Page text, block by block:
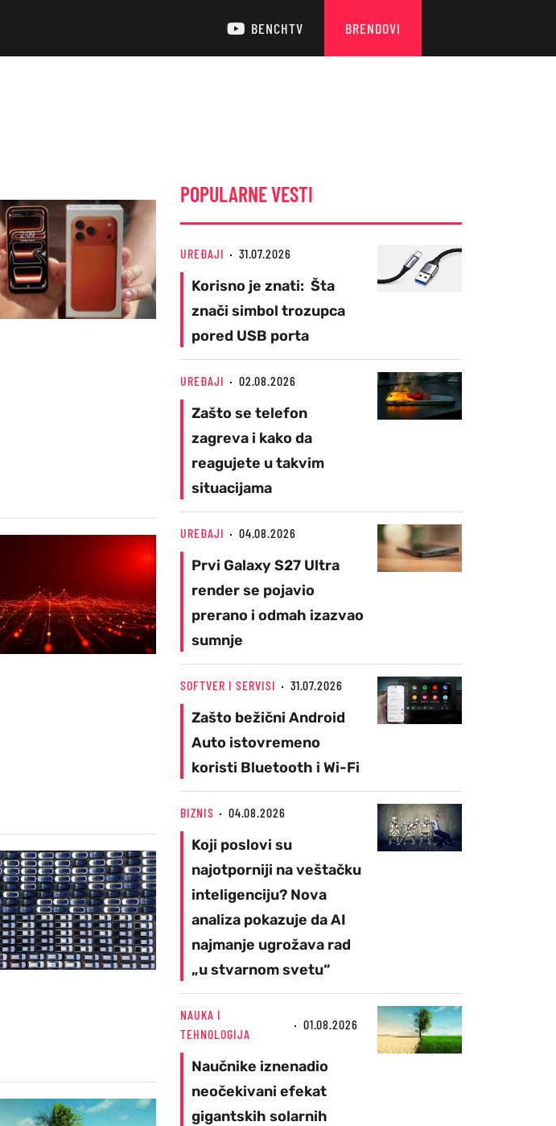
BENCHTV BRENDOVI
POPULARNE VESTI
UREĐAJI 31.07.2026
Korisno je znati: Šta
znači simbol trozupca
pored USB porta
UREĐAJI 02.08.2026
Zašto se telefon
zagreva i kako da
reagujete u takvim
situacijama
UREĐAJI 04.08.2026
Prvi Galaxy S27 Ultra
render se pojavio
prerano i odmah izazvao
sumnje
SOFTVER I SERVISI 31.07.2026
Zašto bežični Android
Auto istovremeno
koristi Bluetooth i Wi-Fi
BIZNIS 04.08.2026
Koji poslovi su
najotporniji na veštačku
inteligenciju? Nova
analiza pokazuje da AI
najmanje ugrožava rad
„u stvarnom svetu“
NAUKA I
TEHNOLOGIJA
01.08.2026
Naučnike iznenadio
neočekivani efekat
gigantskih solarnih